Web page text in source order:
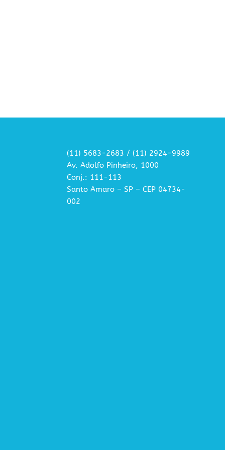
(11) 5683-2683 / (11) 2924-9989
Av. Adolfo Pinheiro, 1000
Conj.: 111-113
Santo Amaro – SP – CEP 04734-
002